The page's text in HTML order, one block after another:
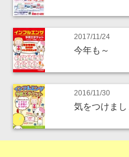
2017/11/24
今年も～
2016/11/30
気をつけまし